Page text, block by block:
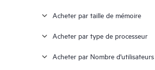
Acheter par taille de mémoire
Acheter par type de processeur
Acheter par Nombre d'utilisateurs